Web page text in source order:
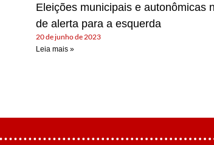
Eleições municipais e autonômicas
de alerta para a esquerda
20 de junho de 2023
Leia mais »